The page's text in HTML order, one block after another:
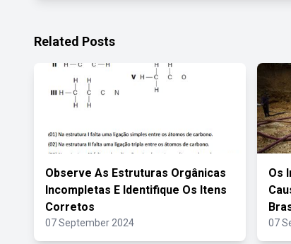
Related Posts
Observe As Estruturas Orgânicas
Incompletas E Identifique Os Itens
Corretos
07 September 2024
Os
07